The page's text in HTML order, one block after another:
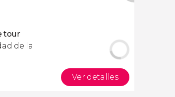
tour
de la
Ver detalles